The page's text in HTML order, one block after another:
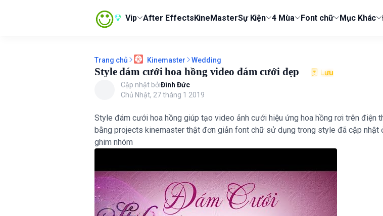
Vip After EffectsKineMasterSự Kiện 4 Mùa Font chữ Mục Khác
Trang chủ Kinemaster Wedding
Style đám cưới hoa hồng video đám cưới đẹp Lưu
Cập nhật bởiĐình Đức
Chủ Nhật, 27 tháng 1 2019
Style đám cưới hoa hồng giúp tạo video ảnh cưới hiệu ứng hoa hồng rơi trên điện
bằng projects kinemaster thật đơn giản font chữ sử dụng trong style đã cập nhật
ghim nhóm
admin) Xem ngay Máy Chơi Game Stick RED HĐH Emuelec 4.3 Cài Sẵn Full Game Chọn Lọc - Tinh Chỉnh Chơi